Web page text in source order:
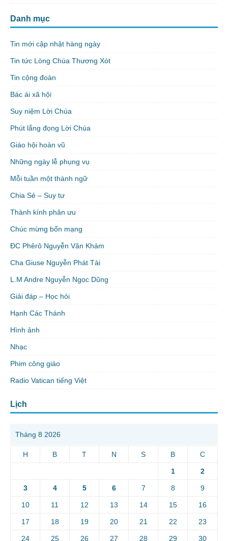
Danh mục
Tin mới cập nhật hàng ngày
Tin tức Lòng Chúa Thương Xót
Tin cộng đoàn
Bác ái xã hội
Suy niệm Lời Chúa
Phút lắng đọng Lời Chúa
Giáo hội hoàn vũ
Những ngày lễ phụng vụ
Mỗi tuần một thành ngữ
Chia Sẻ – Suy tư
Thành kính phân ưu
Chúc mừng bổn mạng
ĐC Phêrô Nguyễn Văn Khảm
Cha Giuse Nguyễn Phát Tài
L.M Andre Nguyễn Ngọc Dũng
Giải đáp – Học hỏi
Hạnh Các Thánh
Hình ảnh
Nhạc
Phim công giáo
Radio Vatican tiếng Việt
Lịch
Tháng 8 2026
H B T N S B C
1 2
3 4 5 6 7 8 9
10 11 12 13 14 15 16
17 18 19 20 21 22 23
24 25 26 27 28 29 30